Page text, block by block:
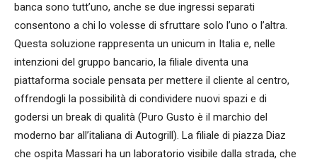
banca sono tutt’uno, anche se due ingressi separati
consentono a chi lo volesse di sfruttare solo l’uno o l’altra.
Questa soluzione rappresenta un unicum in Italia e, nelle
intenzioni del gruppo bancario, la filiale diventa una
piattaforma sociale pensata per mettere il cliente al centro,
offrendogli la possibilità di condividere nuovi spazi e di
godersi un break di qualità (Puro Gusto è il marchio del
moderno bar all’italiana di Autogrill). La filiale di piazza Diaz
che ospita Massari ha un laboratorio visibile dalla strada, che